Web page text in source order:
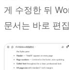
게 수정한 뒤
문서는 바로 편